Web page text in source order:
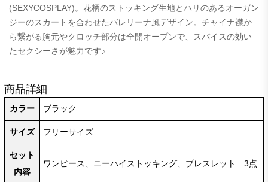
(SEXYCOSPLAY)。花柄のストッキング生地とハリのあるオーガン
ジーのスカートを合わせたバレリーナ風デザイン。チャイナ襟か
ら繋がる胸元やクロッチ部分は全開オープンで、スパイスの効い
たセクシーさが魅力です♪
商品詳細
カラー ブラック
サイズ フリーサイズ
セット
内容
ワンピース、ニーハイストッキング、ブレスレット 3点